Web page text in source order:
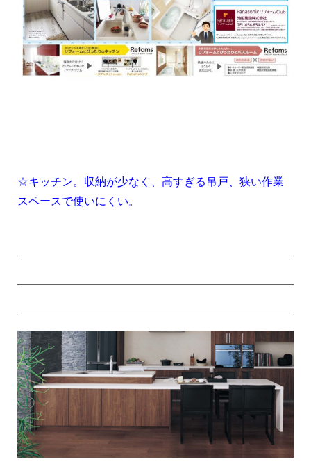
☆キッチン。収納が少なく、高すぎる吊戸、狭い作業
スペースで使いにくい。